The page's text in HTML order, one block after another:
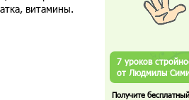
витамины.
7 уроков
от Людмилы
Получите